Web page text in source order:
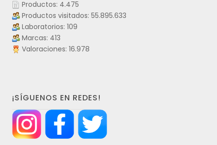
Productos: 4.475
Productos visitados: 55.895.633
Laboratorios: 109
Marcas: 413
Valoraciones: 16.978
¡SÍGUENOS EN REDES!